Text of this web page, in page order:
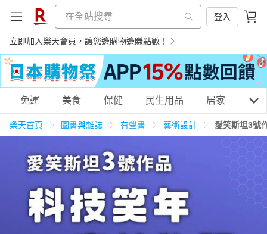
登入
立即加入樂天會員，讓您邊購物邊賺點數！
購物網分類
天天免運 美食蛋糕 養生保健
居家生活 3C家電 運動休閒
免運 美食 保健 民生用品 居家 3C
樂天首頁 圖書與雜誌 有聲書 藝術設計 愛笑斯坦3號